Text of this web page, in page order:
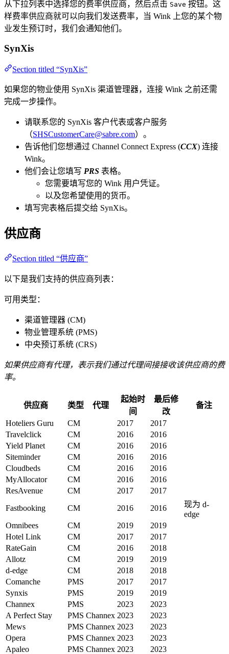
从下拉列表中选择您的费率供应商，然后点击 Save 按钮。这
样费率供应商就可以向我们发送费率，当 Wink 上您的某个物
业发生预订时，我们会通知他们。
SynXis
Section titled “SynXis”
如果您的物业使用 SynXis 渠道管理器，连接 Wink 之前还需
完成一步操作。
请联系您的 SynXis 客户代表或客户服务
（SHSCustomerCare@sabre.com）。
告诉他们您想通过 Channel Connect Express (CCX) 连接
Wink。
他们会让您填写 PRS 表格。
您需要填写您的 Wink 用户凭证。
以及您希望使用的货币。
填写完表格后提交给 SynXis。
供应商
Section titled “供应商”
以下是我们支持的供应商列表：
可用类型：
渠道管理器 (CM)
物业管理系统 (PMS)
中央预订系统 (CRS)
如果供应商有代理，表示我们通过代理间接接收该供应商的费
率。
供应商 类型 代理
起始时
间
最后修
改
备注
Hoteliers Guru CM 2017
2017
Travelclick
CM 2016
2016
Yield Planet
CM 2016
2016
Siteminder
CM 2016
2016
Cloudbeds
CM 2016
2016
MyAllocator
CM 2016
2016
ResAvenue
CM 2017
2017
Fastbooking
CM 2016 2016
现为 d-
edge
Omnibees
CM 2019
2019
Hotel Link
CM 2017
2017
RateGain
CM 2016
2018
Allotz
CM 2019
2019
d-edge
CM 2018
2018
Comanche
PMS 2017
2017
Synxis
PMS 2019
2019
Channex
PMS 2023
2023
A Perfect Stay
PMS Channex 2023
2023
Mews
PMS Channex 2023
2023
Opera
PMS Channex 2023
2023
Apaleo
PMS Channex 2023
2023